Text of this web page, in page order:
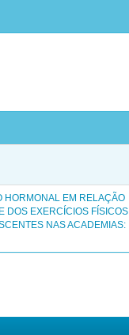
HORMONAL EM RELAÇÃO
DOS EXERCÍCIOS FÍSICOS
NAS ACADEMIAS: